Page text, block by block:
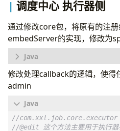
调度中心 执行器侧
通过修改core包，将原有的注
embedServer的实现，修改为
@Controller
public
private ExecutorBiz
@Value(
修改处理callback的逻辑，使得
admin